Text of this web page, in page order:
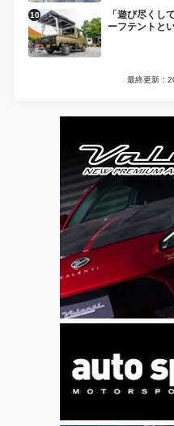
「遊び尽くし
ーフテントと
最終更新：